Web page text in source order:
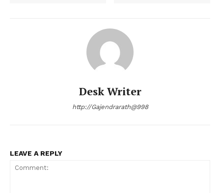
Desk Writer
http://Gajendrarath@998
LEAVE A REPLY